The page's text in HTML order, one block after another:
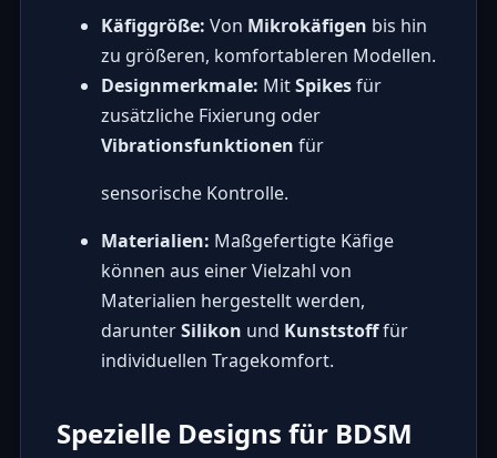
Käfiggröße: Von Mikrokäfigen bis hin
zu größeren, komfortableren Modellen.
Designmerkmale: MitSpikesfür
zusätzliche Fixierung oder
Vibrationsfunktionen für
sensorische Kontrolle.
Materialien: Maßgefertigte Käfige
können aus einer Vielzahl von
Materialien hergestellt werden,
darunterSilikon und Kunststofffür
individuellen Tragekomfort.
Spezielle Designs für BDSM